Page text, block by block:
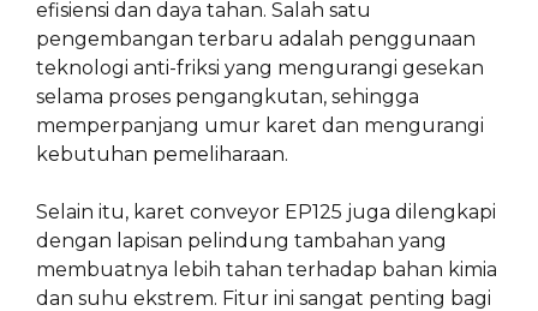
efisiensi dan daya tahan. Salah satu
pengembangan terbaru adalah penggunaan
teknologi anti-friksi yang mengurangi gesekan
selama proses pengangkutan, sehingga
memperpanjang umur karet dan mengurangi
kebutuhan pemeliharaan.
Selain itu, karet conveyor EP125 juga dilengkapi
dengan lapisan pelindung tambahan yang
membuatnya lebih tahan terhadap bahan kimia
dan suhu ekstrem. Fitur ini sangat penting bagi